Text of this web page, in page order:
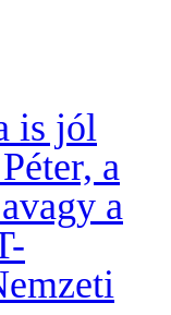
is jól
a
a